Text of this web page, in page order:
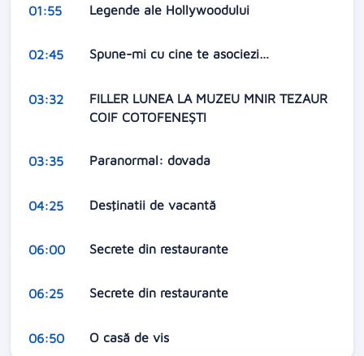
01:55 Legende ale Hollywoodului
02:45 Spune-mi cu cine te asociezi…
03:32
FILLER LUNEA LA MUZEU MNIR TEZAUR
COIF COTOFENEȘTI
03:35 Paranormal: dovada
04:25 Desţinatii de vacantă
06:00 Secrete din restaurante
06:25 Secrete din restaurante
06:50 O casă de vis